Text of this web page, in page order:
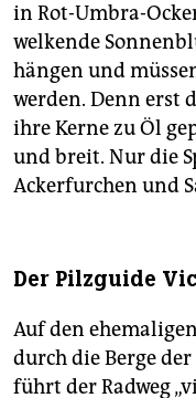
in Rot-Umbra-
welkende
hängen und
werden. Denn erst
ihre Kerne zu Öl
und breit. Nur die
Ackerfurchen und
Der Pilzguide
Auf den
durch die Berge
führt der Radweg